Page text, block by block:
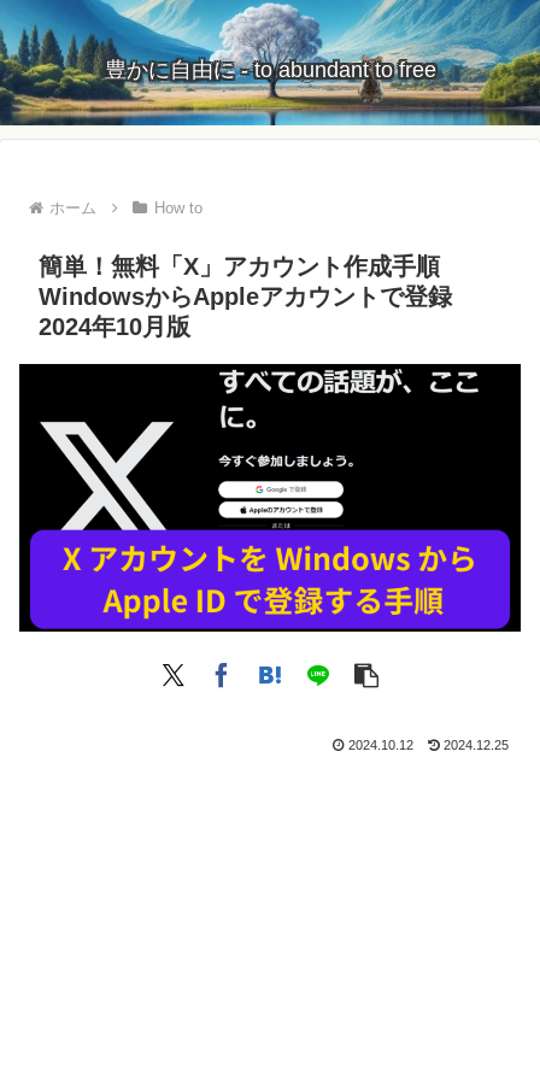
豊かに自由に - to abundant to free
ホーム How to
簡単！無料「X」アカウント作成手順
WindowsからAppleアカウントで登録
2024年10月版
2024.10.12 2024.12.25